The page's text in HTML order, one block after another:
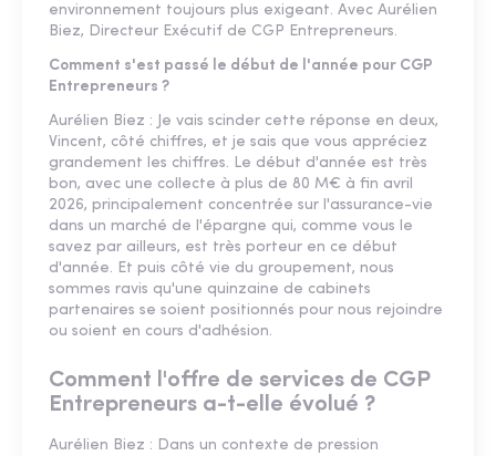
environnement toujours plus exigeant. Avec Aurélien
Biez, Directeur Exécutif de CGP Entrepreneurs.
Comment s'est passé le début de l'année pour CGP
Entrepreneurs ?
Aurélien Biez : Je vais scinder cette réponse en deux,
Vincent, côté chiffres, et je sais que vous appréciez
grandement les chiffres. Le début d'année est très
bon, avec une collecte à plus de 80 M€ à fin avril
2026, principalement concentrée sur l'assurance-vie
dans un marché de l'épargne qui, comme vous le
savez par ailleurs, est très porteur en ce début
d'année. Et puis côté vie du groupement, nous
sommes ravis qu'une quinzaine de cabinets
partenaires se soient positionnés pour nous rejoindre
ou soient en cours d'adhésion.
Comment l'offre de services de CGP
Entrepreneurs a-t-elle évolué ?
Aurélien Biez : Dans un contexte de pression